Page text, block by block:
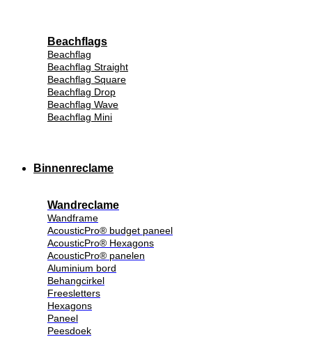
Beachflags
Beachflag
Beachflag Straight
Beachflag Square
Beachflag Drop
Beachflag Wave
Beachflag Mini
Binnenreclame
Wandreclame
Wandframe
AcousticPro® budget paneel
AcousticPro® Hexagons
AcousticPro® panelen
Aluminium bord
Behangcirkel
Freesletters
Hexagons
Paneel
Peesdoek